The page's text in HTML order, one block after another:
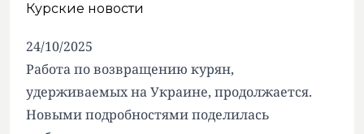
Курские новости
24/10/2025
Работа по возвращению курян,
удерживаемых на Украине, продолжается.
Новыми подробностями поделилась